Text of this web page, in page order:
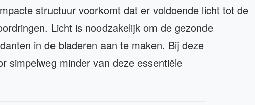
structuur voorkomt dat er voldoende licht tot de
Licht is noodzakelijk om de gezonde
in de bladeren aan te maken. Bij deze
simpelweg minder van deze essentiële